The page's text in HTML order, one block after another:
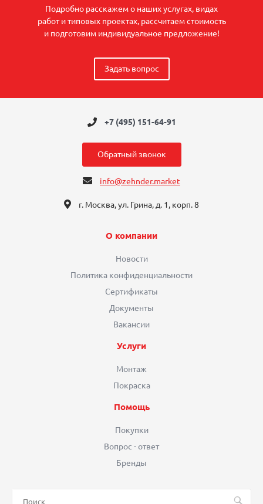
Подробно расскажем о наших услугах, видах
работ и типовых проектах, рассчитаем стоимость
и подготовим индивидуальное предложение!
Задать вопрос
+7 (495) 151-64-91
Обратный звонок
info@zehnder.market
г. Москва, ул. Грина, д. 1, корп. 8
О компании
Новости
Политика конфиденциальности
Сертификаты
Документы
Вакансии
Услуги
Монтаж
Покраска
Помощь
Покупки
Вопрос - ответ
Бренды